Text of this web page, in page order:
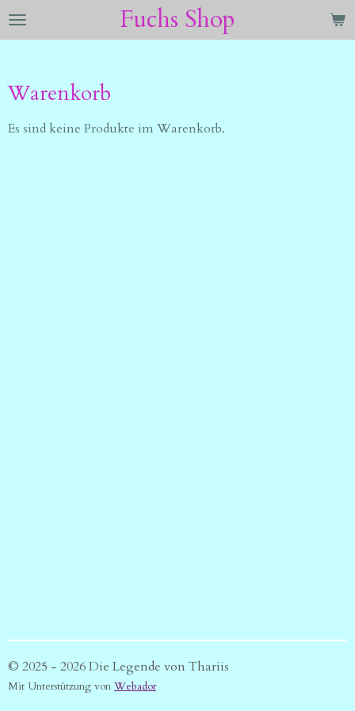
Zum
Fuchs Shop
Warenkorb
Es sind keine Produkte im Warenkorb.
© 2025 - 2026 Die Legende von Thariis
Mit Unterstützung von Webador